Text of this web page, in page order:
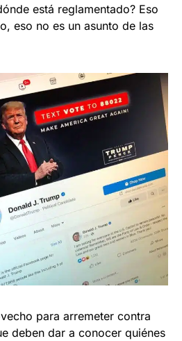
está reglamentado? Eso
eso no es un asunto de las
para arremeter contra
deben dar a conocer quiénes